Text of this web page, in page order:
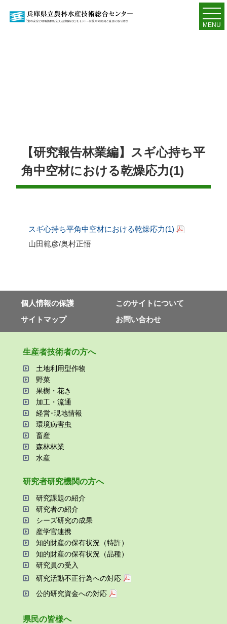
MENU
【研究報告林業編】スギ心持ち平
角中空材における乾燥応力(1)
スギ心持ち平角中空材における乾燥応力(1)
山田範彦/奥村正悟
個⼈情報の保護
このサイトについて
サイトマップ
お問い合わせ
⽣産者技術者の⽅へ
⼟地利⽤型作物
野菜
果樹・花き
加⼯・流通
経営･現地情報
環境病害⾍
畜産
森林林業
⽔産
研究者研究機関の⽅へ
研究課題の紹介
研究者の紹介
シーズ研究の成果
産学官連携
知的財産の保有状況（特許）
知的財産の保有状況（品種）
研究員の受⼊
研究活動不正⾏為への対応
公的研究資金への対応
県⺠の皆様へ